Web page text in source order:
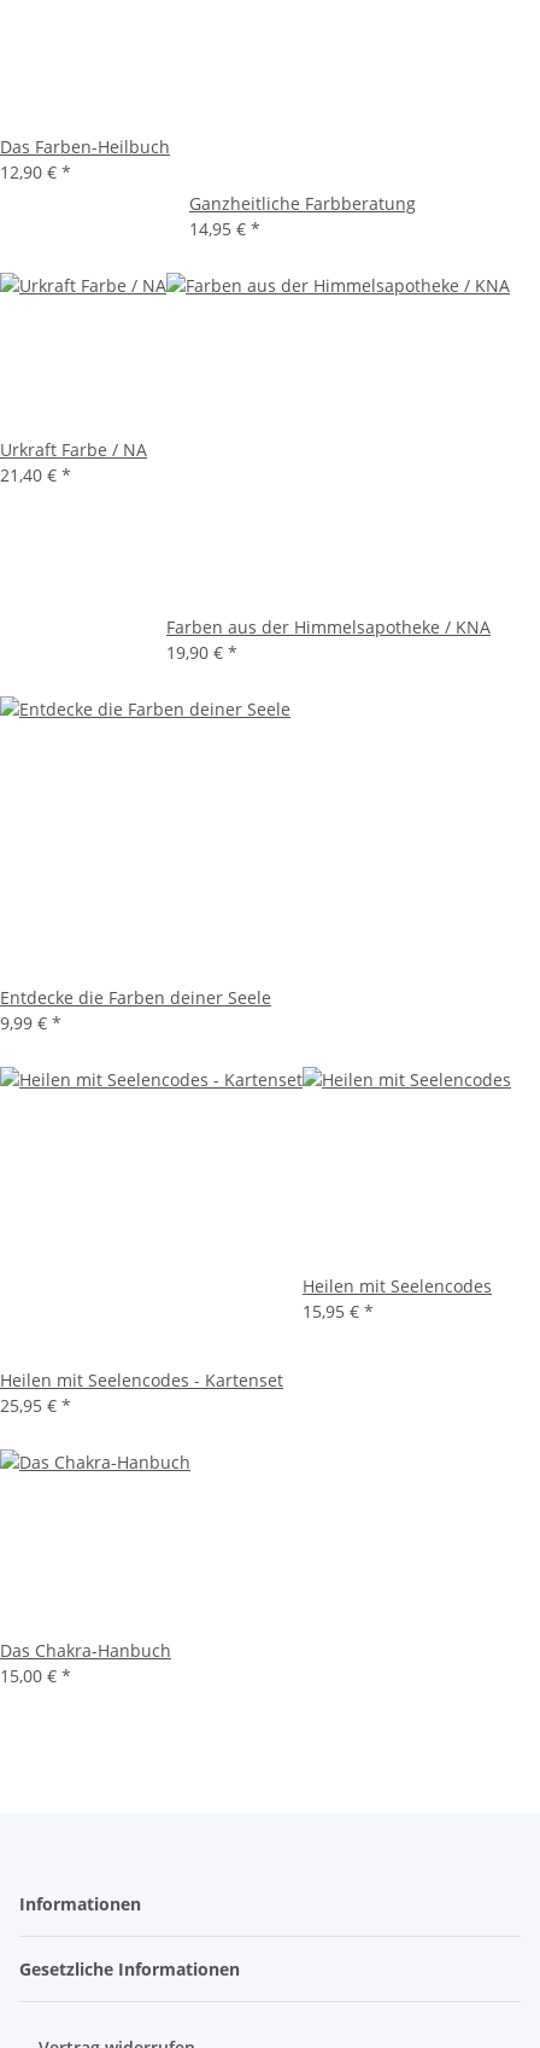
Das Farben-Heilbuch
12,90 € *
Ganzheitliche Farbberatung
14,95 € *
Urkraft Farbe / NA
21,40 € *
Farben aus der Himmelsapotheke / KNA
19,90 € *
Entdecke die Farben deiner Seele
9,99 € *
Heilen mit Seelencodes - Kartenset
25,95 € *
Heilen mit Seelencodes
15,95 € *
Das Chakra-Hanbuch
15,00 € *
Informationen
Gesetzliche Informationen